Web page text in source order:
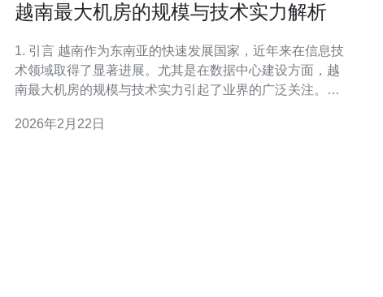
越南最大机房的规模与技术实力解析
1. 引言 越南作为东南亚的快速发展国家，近年来在信息技
术领域取得了显著进展。尤其是在数据中心建设方面，越
南最大机房的规模与技术实力引起了业界的广泛关注。本
越南最大机房的基本信息 越南最大机房位于胡志明市，建
2026年2月22日